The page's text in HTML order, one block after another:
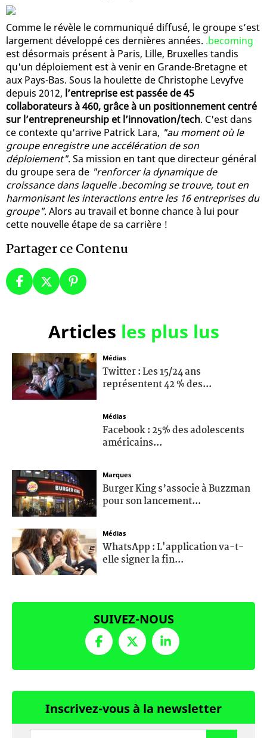
Comme le révèle le communiqué diffusé, le groupe s’est
largement développé ces dernières années. .becoming
est désormais présent à Paris, Lille, Bruxelles tandis
qu'un déploiement est à venir en Grande-Bretagne et
aux Pays-Bas. Sous la houlette de Christophe Levyfve
depuis 2012, l’entreprise est passée de 45
collaborateurs à 460, grâce à un positionnement centré
sur l’entrepreneurship et l’innovation/tech. C'est dans
ce contexte qu'arrive Patrick Lara, "au moment où le
groupe enregistre une accélération de son
déploiement". Sa mission en tant que directeur général
du groupe sera de "renforcer la dynamique de
croissance dans laquelle .becoming se trouve, tout en
harmonisant les interactions entre les 16 entreprises du
groupe". Alors au travail et bonne chance à lui pour
cette nouvelle étape de sa carrière !
Partager ce Contenu
Articles les plus lus
Médias
Twitter : Les 15/24 ans
représentent 42 % des...
Médias
Facebook : 25% des adolescents
américains...
Marques
Burger King s’associe à Buzzman
pour son lancement...
Médias
WhatsApp : L'application va-t-
elle signer la fin...
SUIVEZ-NOUS
Inscrivez-vous à la newsletter